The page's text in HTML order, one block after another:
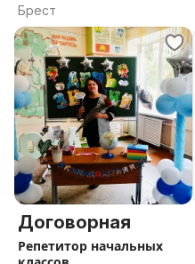
Брест
Договорная
Репетитор начальных